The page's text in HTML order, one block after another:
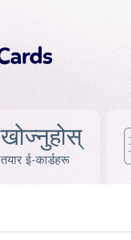
खोज्नुहोस्
तयार ई-कार्डहरू